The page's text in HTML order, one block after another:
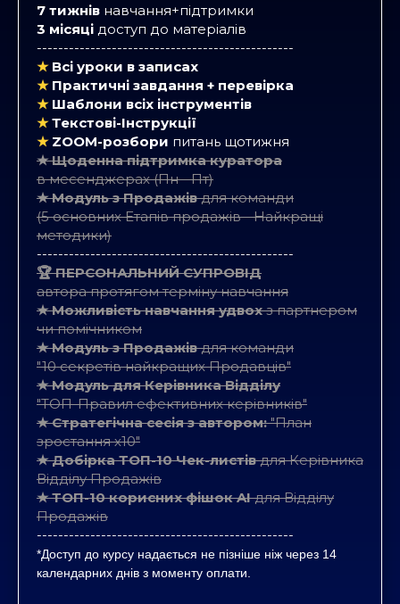
7 тижнів навчання+підтримки
3 місяці доступ до матеріалів
------------------------------------------------
★Всі уроки в записах
★Практичні завдання + перевірка
★Шаблони всіх інструментів
★Текстові-Інструкції
★ZOOM-розбори питань щотижня
★ Щоденна підтримка куратора
в месенджерах (Пн - Пт)
★ Модуль з Продажівдля команди
(5 основних Етапів продажів - Найкращі
методики)
------------------------------------------------
🏆 ПЕРСОНАЛЬНИЙ СУПРОВІД
автора протягом терміну навчання
★ Можливість навчання удвохз партнером
чи помічником
★ Модуль з Продажівдля команди
"10 секретів найкращих Продавців"
★ Модуль для Керівника Відділу
"ТОП-Правил ефективних керівників"
★ Стратегічна сесія з автором:"План
зростання х10"
★ Добірка ТОП-10 Чек-листівдля Керівника
Відділу Продажів
★ ТОП-10 корисних фішок AIдля Відділу
Продажів
------------------------------------------------
*Доступ до курсу надається не пізніше ніж через 14
календарних днів з моменту оплати.